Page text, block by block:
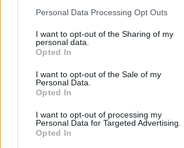
Personal Data Processing Opt Outs
I want to opt-out of the Sharing of my
personal data.
Opted In
I want to opt-out of the Sale of my
Personal Data.
Opted In
I want to opt-out of processing my
Personal Data for Targeted Advertising.
Opted In
μάθετε πρώτοιτα πιο hot νέα